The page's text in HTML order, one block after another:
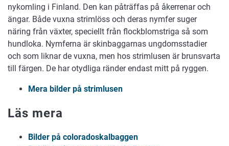
nykomling i Finland. Den kan påträffas på åkerrenar och
ängar. Både vuxna strimlöss och deras nymfer suger
näring från växter, speciellt från flockblomstriga så som
hundloka. Nymferna är skinbaggarnas ungdomsstadier
och som liknar de vuxna, men hos strimlusen är brunsvarta
till färgen. De har otydliga ränder endast mitt på ryggen.
Mera bilder på strimlusen
Läs mera
Bilder på coloradoskalbaggen